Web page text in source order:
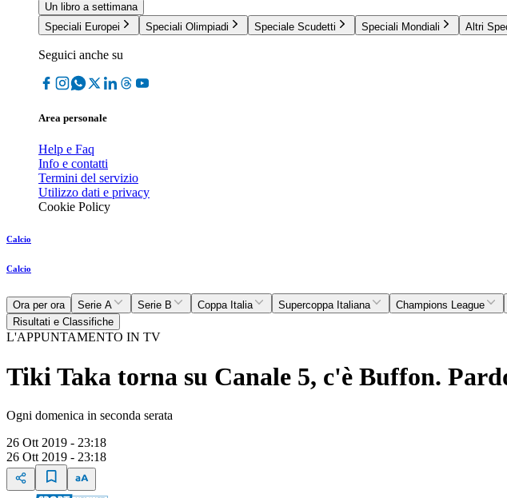
Un libro a settimana
Speciali Europei
Speciali Olimpiadi Speciale Scudetti Speciali Mondiali Altri
Seguici anche su
Area personale
Help e Faq
Info e contatti
Termini del servizio
Utilizzo dati e privacy
Cookie Policy
Calcio
Calcio
Ora per ora Serie A Serie B Coppa Italia Supercoppa Italiana Champions League
Risultati e Classifiche
L'APPUNTAMENTO IN TV
Tiki Taka torna su Canale 5, c'è Buffon.
Ogni domenica in seconda serata
26 Ott 2019 - 23:18
26 Ott 2019 - 23:18